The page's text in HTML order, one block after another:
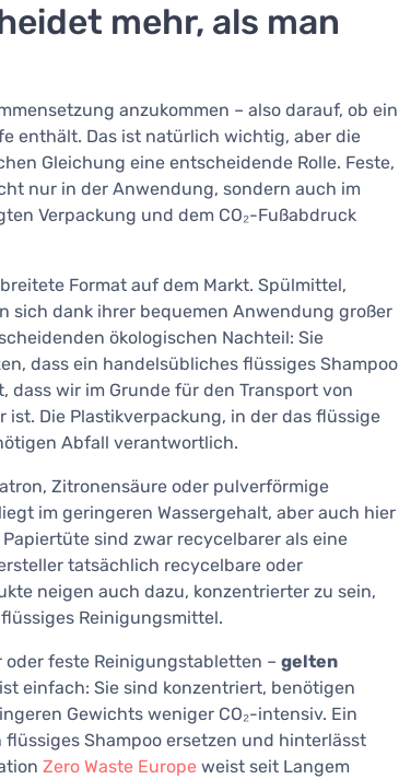
mehr, als man
anzukommen – also darauf, ob ein
enthält. Das ist natürlich wichtig, aber die
Gleichung eine entscheidende Rolle. Feste,
nur in der Anwendung, sondern auch im
Verpackung und dem CO₂-Fußabdruck
Format auf dem Markt. Spülmittel,
sich dank ihrer bequemen Anwendung großer
ökologischen Nachteil: Sie
dass ein handelsübliches flüssiges Shampoo
dass wir im Grunde für den Transport von
ist. Die Plastikverpackung, in der das flüssige
Abfall verantwortlich.
Zitronensäure oder pulverförmige
im geringeren Wassergehalt, aber auch hier
sind zwar recycelbarer als eine
tatsächlich recycelbare oder
neigen auch dazu, konzentrierter zu sein,
Reinigungsmittel.
feste Reinigungstabletten – gelten
einfach: Sie sind konzentriert, benötigen
Gewichts weniger CO₂-intensiv. Ein
Shampoo ersetzen und hinterlässt
Zero Waste Europe weist seit Langem